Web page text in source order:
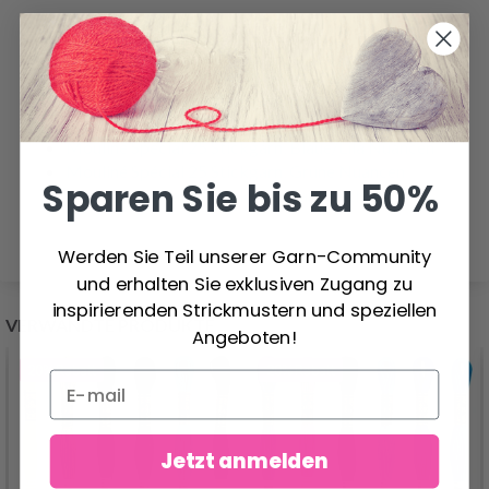
Ähnliche Produkte hier sehen
Weitere Stickgarne hier ansehen
Mouliné Spécial 25 Stickgarn, Rote/Gelbe/Orange
Nuancen
Mouliné Spécial 25 Stickgarn, Blaue/Lila Nuancen
Mouliné Spécial 25 Stickgarn, Farbwechselnd
VERWANDTE PRODUKTE
20%Rabatt 20%Rabatt
Sparen Sie bis zu 50%
Werden Sie Teil unserer Garn-Community
und erhalten Sie exklusiven Zugang zu
inspirierenden Strickmustern und speziellen
Angeboten!
Jetzt anmelden